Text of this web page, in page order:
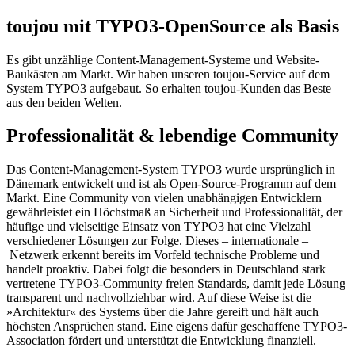
toujou mit TYPO3-OpenSource als Basis
Es gibt unzählige Content-Management-Systeme und Website-
Baukästen am Markt. Wir haben unseren toujou-Service auf dem
System TYPO3 aufgebaut. So erhalten toujou-Kunden das Beste
aus den beiden Welten.
Professionalität & lebendige Community
Das Content-Management-System TYPO3 wurde ursprünglich in
Dänemark entwickelt und ist als Open-Source-Programm auf dem
Markt. Eine Community von vielen unabhängigen Entwicklern
gewährleistet ein Höchstmaß an Sicherheit und Professionalität, der
häufige und vielseitige Einsatz von TYPO3 hat eine Vielzahl
verschiedener Lösungen zur Folge. Dieses – internationale –
Netzwerk erkennt bereits im Vorfeld technische Probleme und
handelt proaktiv. Dabei folgt die besonders in Deutschland stark
vertretene TYPO3-Community freien Standards, damit jede Lösung
transparent und nachvollziehbar wird. Auf diese Weise ist die
»Architektur« des Systems über die Jahre gereift und hält auch
höchsten Ansprüchen stand. Eine eigens dafür geschaffene TYPO3-
Association fördert und unterstützt die Entwicklung finanziell.